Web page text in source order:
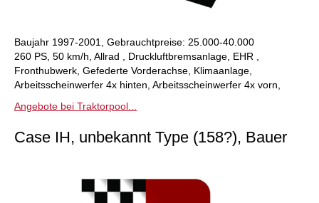
Baujahr 1997-2001, Gebrauchtpreise: 25.000-40.000
260 PS, 50 km/h, Allrad , Druckluftbremsanlage, EHR ,
Fronthubwerk, Gefederte Vorderachse, Klimaanlage,
Arbeitsscheinwerfer 4x hinten, Arbeitsscheinwerfer 4x vorn,
Angebote bei Traktorpool...
Case IH, unbekannt Type (158?), Bauer